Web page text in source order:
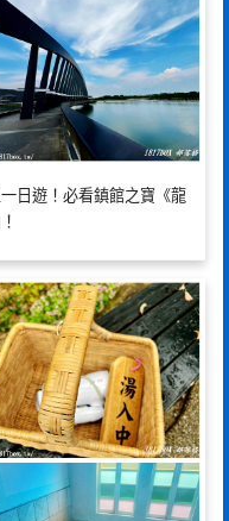
日遊！必看鎮館之寶《龍